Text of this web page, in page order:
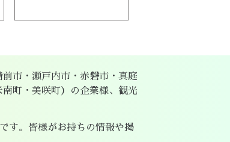
市・瀬戸内市・赤磐市・真庭
町・美咲町）の企業様、観光
す。皆様がお持ちの情報や掲